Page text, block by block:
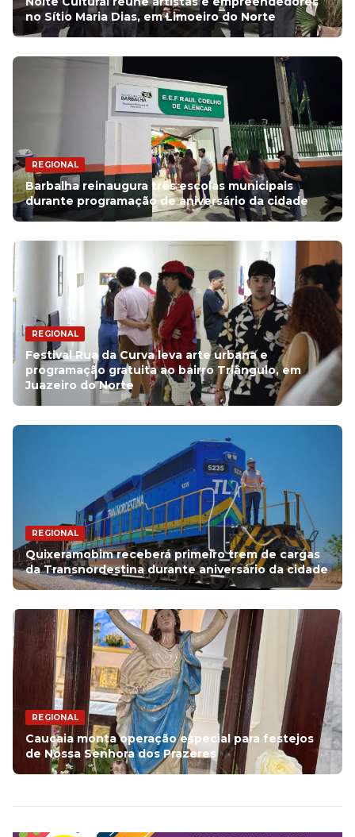
no Sítio Maria Dias, em Limoeiro do Norte
REGIONAL
Barbalha reinaugura três escolas municipais
durante programação de aniversário da cidade
REGIONAL
Festival Rua da Curva leva arte urbana e
programação gratuita ao bairro Triângulo, em
Juazeiro do Norte
REGIONAL
Quixeramobim receberá primeiro trem de cargas
da Transnordestina durante aniversário da cidade
REGIONAL
Caucaia monta operação especial para festejos
de Nossa Senhora dos Prazeres